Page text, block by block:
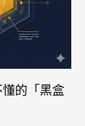
的「黑盒